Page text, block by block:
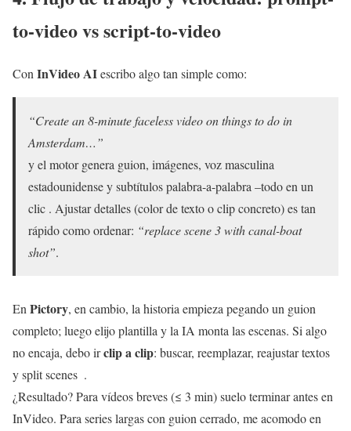
to-video vs script-to-video
ConInVideo AIescribo algo tan simple como:
“Create an 8-minute faceless video on things to do in
Amsterdam…”
y el motor genera guion, imágenes, voz masculina
estadounidense y subtítulos palabra-a-palabra –todo en un
clic . Ajustar detalles (color de texto o clip concreto) es tan
rápido como ordenar: “replace scene 3 with canal-boat
shot”.
EnPictory, en cambio, la historia empieza pegando un guion
completo; luego elijo plantilla y la IA monta las escenas. Si algo
no encaja, debo irclip a clip: buscar, reemplazar, reajustar textos
y split scenes .
¿Resultado? Para vídeos breves (≤ 3 min) suelo terminar antes en
InVideo. Para series largas con guion cerrado, me acomodo en